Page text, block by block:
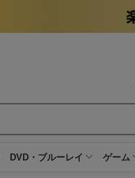
DVD・ブルーレイ ゲーム